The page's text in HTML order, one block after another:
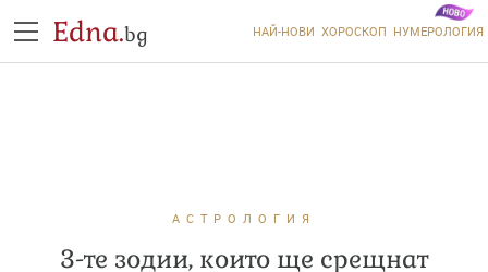
Edna.bg НАЙ-НОВИ ХОРОСКОП НУМЕРОЛОГИЯ
АСТРОЛОГИЯ
3-те зодии, които ще срещнат